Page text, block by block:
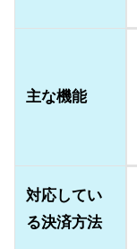
主な機能
対応してい
る決済方法